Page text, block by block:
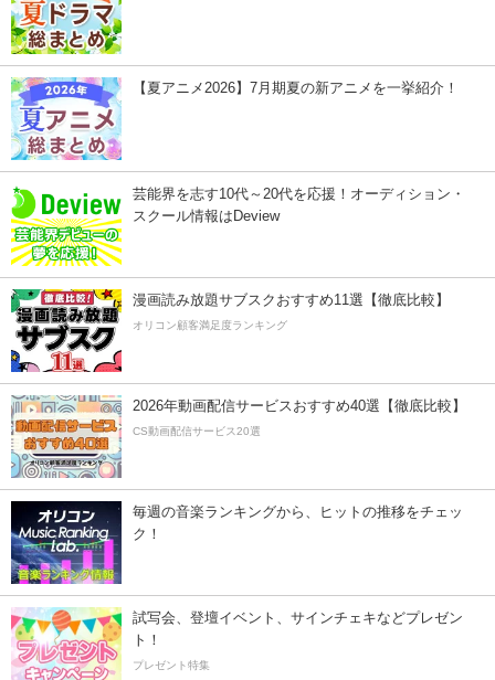
【夏アニメ2026】7月期夏の新アニメを一挙紹介！
芸能界を志す10代～20代を応援！オーディション・
スクール情報はDeview
漫画読み放題サブスクおすすめ11選【徹底比較】
オリコン顧客満足度ランキング
2026年動画配信サービスおすすめ40選【徹底比較】
CS動画配信サービス20選
毎週の音楽ランキングから、ヒットの推移をチェッ
ク！
試写会、登壇イベント、サインチェキなどプレゼン
ト！
プレゼント特集